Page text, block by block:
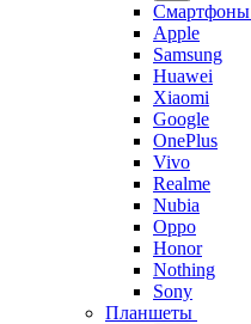
Смартфоны
Apple
Samsung
Huawei
Xiaomi
Google
OnePlus
Vivo
Realme
Nubia
Oppo
Honor
Nothing
Sony
Планшеты